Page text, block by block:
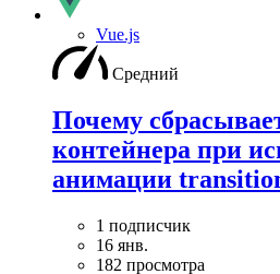
Vue.js
Средний
Почему
контейнера при
анимации
1 подписчик
16 янв.
182 просмотра